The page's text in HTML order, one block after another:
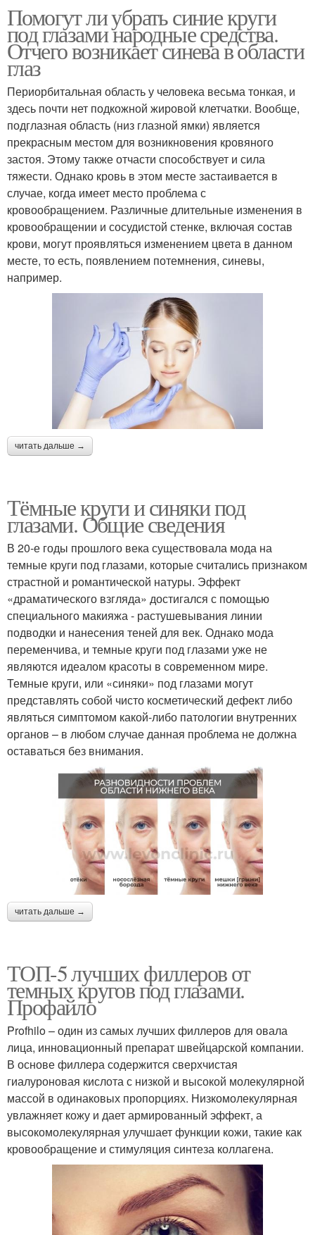
Помогут ли убрать синие круги
под глазами народные средства.
Отчего возникает синева в области
глаз
Периорбитальная область у человека весьма тонкая, и
здесь почти нет подкожной жировой клетчатки. Вообще,
подглазная область (низ глазной ямки) является
прекрасным местом для возникновения кровяного
застоя. Этому также отчасти способствует и сила
тяжести. Однако кровь в этом месте застаивается в
случае, когда имеет место проблема с
кровообращением. Различные длительные изменения в
кровообращении и сосудистой стенке, включая состав
крови, могут проявляться изменением цвета в данном
месте, то есть, появлением потемнения, синевы,
например.
читать дальше →
Тёмные круги и синяки под
глазами. Общие сведения
В 20-е годы прошлого века существовала мода на
темные круги под глазами, которые считались признаком
страстной и романтической натуры. Эффект
«драматического взгляда» достигался с помощью
специального макияжа - растушевывания линии
подводки и нанесения теней для век. Однако мода
переменчива, и темные круги под глазами уже не
являются идеалом красоты в современном мире.
Темные круги, или «синяки» под глазами могут
представлять собой чисто косметический дефект либо
являться симптомом какой-либо патологии внутренних
органов – в любом случае данная проблема не должна
оставаться без внимания.
читать дальше →
ТОП-5 лучших филлеров от
темных кругов под глазами.
Профайло
Profhilo – один из самых лучших филлеров для овала
лица, инновационный препарат швейцарской компании.
В основе филлера содержится сверхчистая
гиалуроновая кислота с низкой и высокой молекулярной
массой в одинаковых пропорциях. Низкомолекулярная
увлажняет кожу и дает армированный эффект, а
высокомолекулярная улучшает функции кожи, такие как
кровообращение и стимуляция синтеза коллагена.